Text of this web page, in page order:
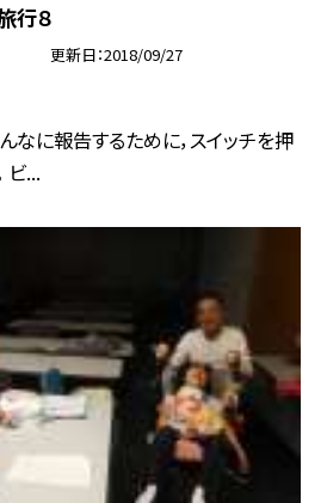
行８
更新日 2018/09/27
なに報告するために，スイッチを押
ビ...